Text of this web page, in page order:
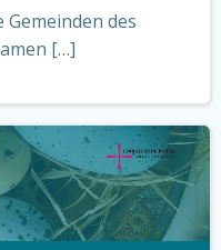
Gemeinden des
[…]